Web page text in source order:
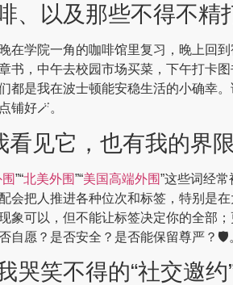
、以及那些不得不精
在学院一角的咖啡馆里复习，晚上回
书，中午去校园市场买菜，下午打卡
是我在波士顿能安稳生活的小确幸
铺好🪄。
看见它，也有我的界
”“北美外围”“美国高端外围”这些词经
会把人推进各种位次和标签，特别是在
可以，但不能让标签决定你的全部
自愿？是否安全？是否能保留尊严？🛡️
哭笑不得的“社交邀